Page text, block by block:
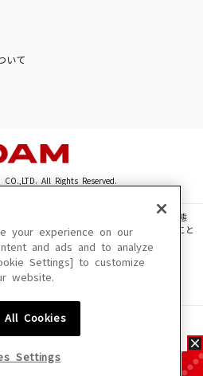
いて
All Rights Reserved.
章・画像・写真・動画・音声等を、手段や形態
て無断で複製、転載、ファイル化などすること
利用いただけない場合があります。
が変更になる場合があります。
your experience on our
and ads and to analyze
Settings] to customize
website.
All Cookies
Settings